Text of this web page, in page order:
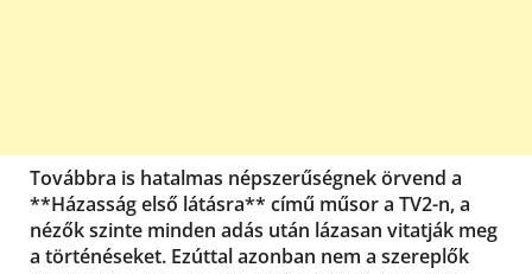
Továbbra is hatalmas népszerűségnek örvend a
**Házasság első látásra** című műsor a TV2-n, a
nézők szinte minden adás után lázasan vitatják meg
a történéseket. Ezúttal azonban nem a szereplők